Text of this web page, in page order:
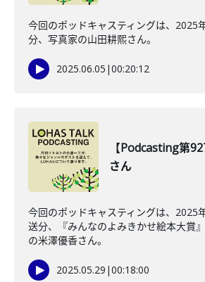
今回のポッドキャスティングは、2025
分、写真家の山田耕熙さん。
2025.06.05 |00:20:12
【Podcasting第
さん
今回のポッドキャスティングは、2025
送分、『みんなのよみきかせ絵本大賞
の米澤優香さん。
2025.05.29 |00:18:00